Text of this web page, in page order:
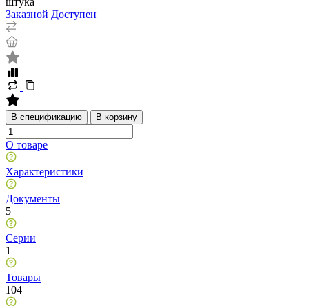
Заказной Доступен
В спецификацию В корзину
О товаре
Характеристики
Документы
5
Серии
1
Товары
104